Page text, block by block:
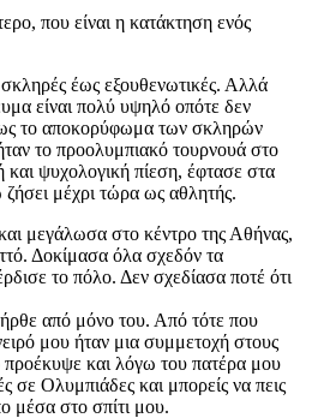
που είναι η κατάκτηση ενός
σκληρές έως εξουθενωτικές. Αλλά
είναι πολύ υψηλό οπότε δεν
το αποκορύφωμα των σκληρών
το προολυμπιακό τουρνουά στο
ψυχολογική πίεση, έφτασε στα
μέχρι τώρα ως αθλητής.
μεγάλωσα στο κέντρο της Αθήνας,
Δοκίμασα όλα σχεδόν τα
το πόλο. Δεν σχεδίασα ποτέ ότι
από μόνο του. Από τότε που
μου ήταν μια συμμετοχή στους
και λόγω του πατέρα μου
σε Ολυμπιάδες και μπορείς να πεις
μέσα στο σπίτι μου.